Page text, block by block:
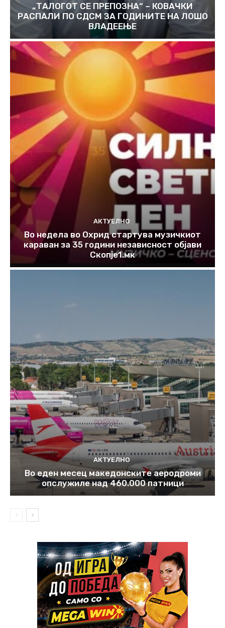
„ТАЛОГОТ СЕ ПРЕПОЗНА“ – КОВАЧКИ
РАСПАЛИ ПО СДСМ ЗА ГОДИНИТЕ НА ЛОШО
ВЛАДЕЕЊЕ
АКТУЕЛНО
Во недела во Охрид стартува музичкиот
караван за 35 години независност објави
Скопје1.мк
АКТУЕЛНО
Во еден месец македонските аеродроми
опслужиле над 460.000 патници